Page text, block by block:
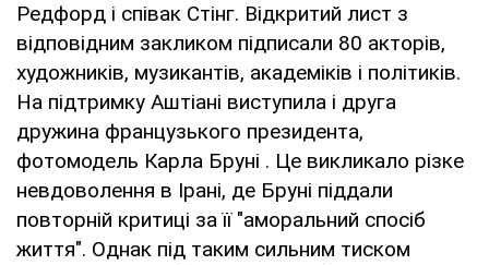
Редфорд і співак Стінг. Відкритий лист з
відповідним закликом підписали 80 акторів,
художників, музикантів, академіків і політиків.
На підтримку Аштіані виступила і друга
дружина французького президента,
фотомодель Карла Бруні . Це викликало різке
невдоволення в Ірані, де Бруні піддали
повторній критиці за її "аморальний спосіб
життя". Однак під таким сильним тиском